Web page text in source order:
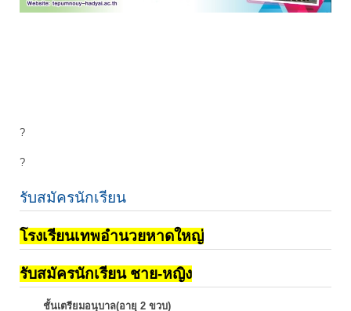
?
?
รับสมัครนักเรียน
โรงเรียนเทพอำนวยหาดใหญ่
รับสมัครนักเรียน ชาย-หญิง
ชั้นเตรียมอนุบาล(อายุ 2 ขวบ)